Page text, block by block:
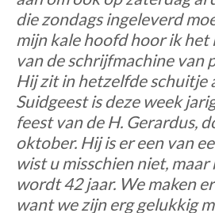
die zondags ingeleverd
mijn kale hoofd hoor ik het
van de schrijfmachine van
Hij zit in hetzelfde schuitje
Suidgeest is deze week
feest van de H. Gerardus,
oktober. Hij is er een van
wist u misschien niet,
wordt 42 jaar. We maken
want we zijn erg gelukkig